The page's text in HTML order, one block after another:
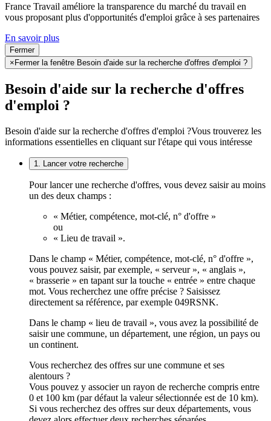
France Travail améliore la transparence du marché du travail en
vous proposant plus d'opportunités d'emploi grâce à ses partenaires
En savoir plus
Fermer
× Fermer la fenêtre Besoin d'aide sur la recherche d'offres d'emploi ?
Besoin d'aide sur la recherche d'offres
d'emploi ?
Besoin d'aide sur la recherche d'offres d'emploi ?Vous trouverez les
informations essentielles en cliquant sur l'étape qui vous intéresse
1. Lancer votre recherche
Pour lancer une recherche d'offres, vous devez saisir au moins
un des deux champs :
« Métier, compétence, mot-clé, n° d'offre »
ou
« Lieu de travail ».
Dans le champ « Métier, compétence, mot-clé, n° d'offre »,
vous pouvez saisir, par exemple, « serveur », « anglais »,
« brasserie » en tapant sur la touche « entrée » entre chaque
mot. Vous recherchez une offre précise ? Saisissez
directement sa référence, par exemple 049RSNK.
Dans le champ « lieu de travail », vous avez la possibilité de
saisir une commune, un département, une région, un pays ou
un continent.
Vous recherchez des offres sur une commune et ses
alentours ?
Vous pouvez y associer un rayon de recherche compris entre
0 et 100 km (par défaut la valeur sélectionnée est de 10 km).
Si vous recherchez des offres sur deux départements, vous